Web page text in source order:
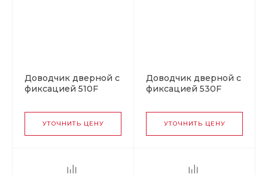
Доводчик дверной с
фиксацией 510F
до 60 кг серебро
УТОЧНИТЬ ЦЕНУ
Доводчик дверной с
фиксацией 530F
до 90 кг серый
УТОЧНИТЬ ЦЕНУ